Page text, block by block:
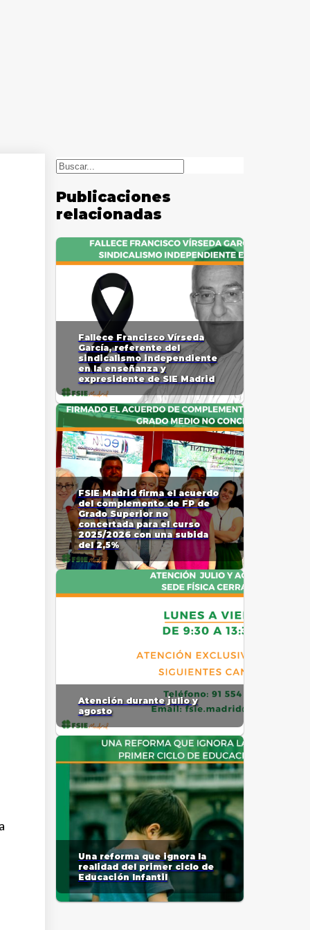
Buscar
Publicaciones
relacionadas
Fallece Francisco Vírseda
García, referente del
sindicalismo independiente
en la enseñanza y
expresidente de SIE Madrid
FSIE Madrid firma el acuerdo
del complemento de FP de
Grado Superior no
concertada para el curso
2025/2026 con una subida
del 2,5%
Atención durante julio y
agosto
Una reforma que ignora la
realidad del primer ciclo de
Educación Infantil